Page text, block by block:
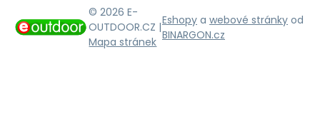
© 2026 E-
OUTDOOR.CZ |
Mapa stránek
Eshopy a webové stránky od
BINARGON.cz